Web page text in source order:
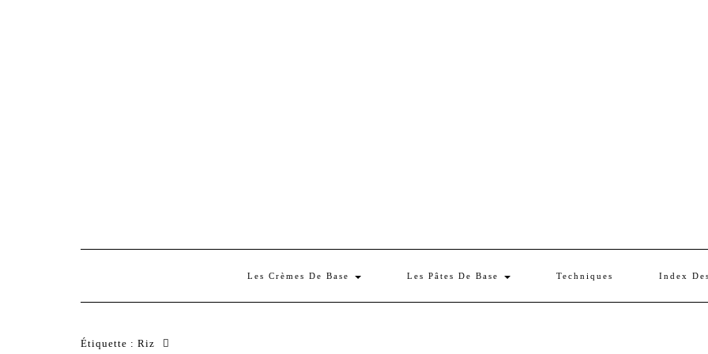
Les Crèmes De Base Les Pâtes De Base Techniques Index
Étiquette : Riz